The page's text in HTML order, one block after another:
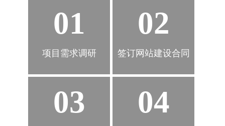
01
项目需求调研
02
签订网站建设合同
03 04